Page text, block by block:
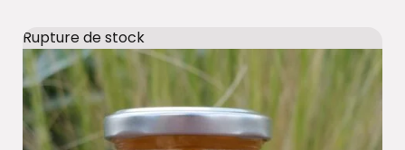
Rupture de stock